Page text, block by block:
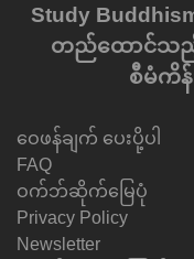
Study
တည်ထောင်သည့်
စီမံကိန်
ဝေဖန်ချက် ပေးပို့ပါ
FAQ
ဝက်ဘ်ဆိုက်မြေပုံ
Privacy Policy
Newsletter